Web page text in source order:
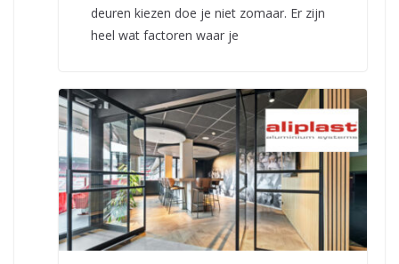
deuren kiezen doe je niet zomaar. Er zijn
heel wat factoren waar je